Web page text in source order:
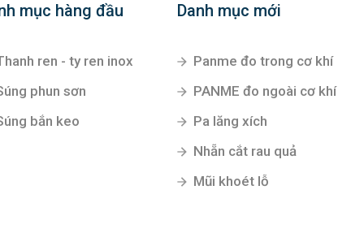
mục hàng đầu
ren - ty ren inox
phun sơn
bắn keo
Danh mục mới
Panme đo trong cơ khí
PANME đo ngoài cơ khí
Pa lăng xích
Nhẵn cắt rau quả
Mũi khoét lỗ